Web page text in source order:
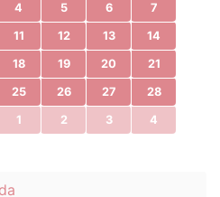
4 5 6 7
11 12 13 14
18 19 20 21
25 26 27 28
1 2 3 4